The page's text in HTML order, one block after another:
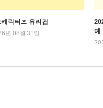
릭터즈 유리컵
년 08월 31일
예